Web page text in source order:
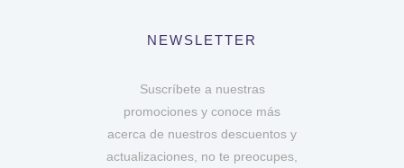
NEWSLETTER
Suscríbete a nuestras
promociones y conoce más
acerca de nuestros descuentos y
actualizaciones, no te preocupes,